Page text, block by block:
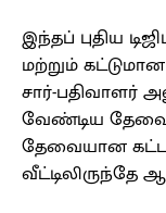
இந்தப் புதிய
மற்றும்
சார்-பதிவாளர்
வேண்டிய
தேவையான